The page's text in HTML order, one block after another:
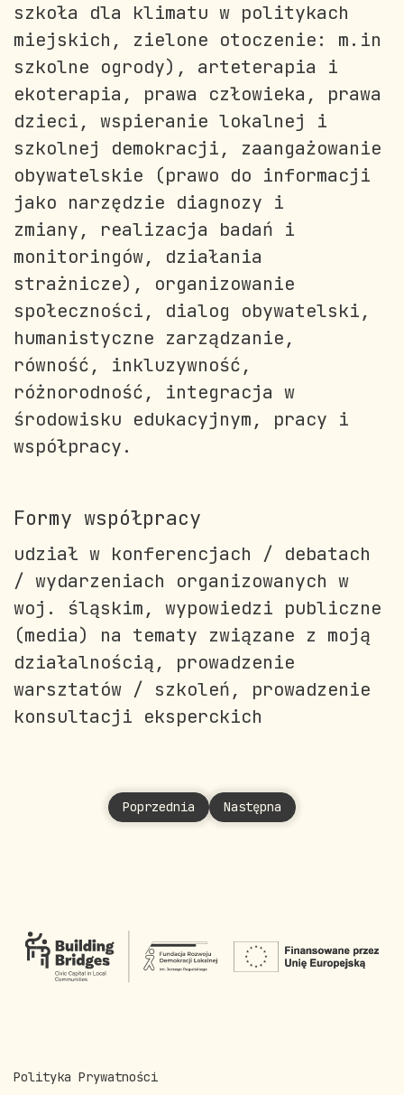
szkoła dla klimatu w politykach
miejskich, zielone otoczenie: m.in
szkolne ogrody), arteterapia i
ekoterapia, prawa człowieka, prawa
dzieci, wspieranie lokalnej i
szkolnej demokracji, zaangażowanie
obywatelskie (prawo do informacji
jako narzędzie diagnozy i
zmiany, realizacja badań i
monitoringów, działania
strażnicze), organizowanie
społeczności, dialog obywatelski,
humanistyczne zarządzanie,
równość, inkluzywność,
różnorodność, integracja w
środowisku edukacyjnym, pracy i
współpracy.
Formy współpracy
udział w konferencjach / debatach
/ wydarzeniach organizowanych w
woj. śląskim, wypowiedzi publiczne
(media) na tematy związane z moją
działalnością, prowadzenie
warsztatów / szkoleń, prowadzenie
konsultacji eksperckich
Poprzednia strona: Czuma Sitek Joanna
Poprzednia Następna strona:
Następna
Polityka Prywatności